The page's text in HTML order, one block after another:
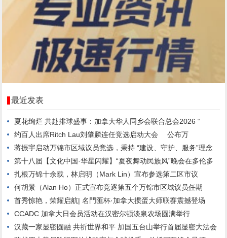
最近发表
夏花绚烂 共赴排球盛事：加拿大华人同乡会联合总会2026 “
约百人出席Ritch Lau刘肇麟连任竞选启动大会 公布万
蒋振宇启动万锦市区域议员竞选，秉持 “建设、守护、服务”理念
第十八届【文化中国·华星闪耀】“夏夜舞动民族风”晚会在多伦多
扎根万锦十余载，林启明（Mark Lin）宣布参选第二区市议
何胡景（Alan Ho）正式宣布竞逐第五个万锦市区域议员任期
首秀惊艳，荣耀启航| 名門匯杯·加拿大掼蛋大师联赛震撼登场
CCADC 加拿大日会员活动在汉密尔顿淡泉农场圆满举行
汉藏一家显密圆融 共祈世界和平 加国五台山举行首届显密大法会